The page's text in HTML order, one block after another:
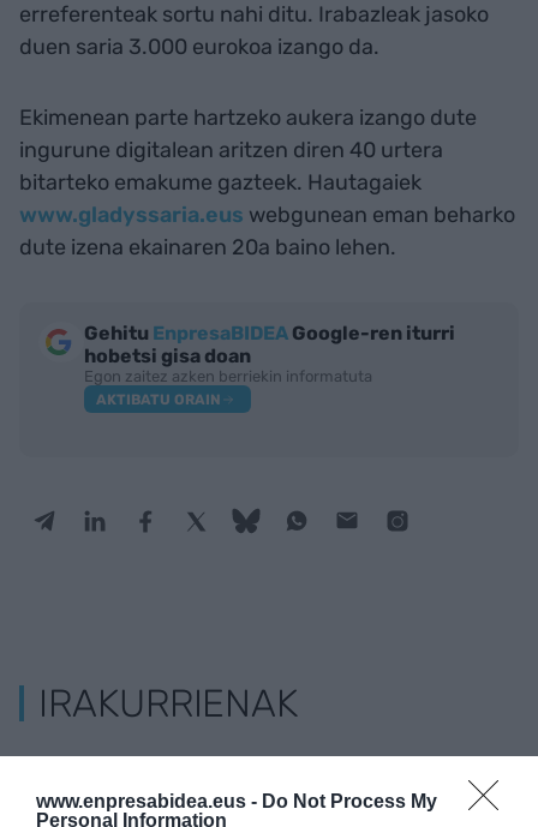
www.enpresabidea.eus - Do Not Process My
Personal Information
erreferenteak sortu nahi ditu. Irabazleak jasoko
duen saria 3.000 eurokoa izango da.
Ekimenean parte hartzeko aukera izango dute
ingurune digitalean aritzen diren 40 urtera
bitarteko emakume gazteek. Hautagaiek
www.gladyssaria.eus webgunean eman beharko
dute izena ekainaren 20a baino lehen.
Gehitu EnpresaBIDEA Google-ren iturri
hobetsi gisa doan
Egon zaitez azken berriekin informatuta
AKTIBATU ORAIN
IRAKURRIENAK
KIROLA